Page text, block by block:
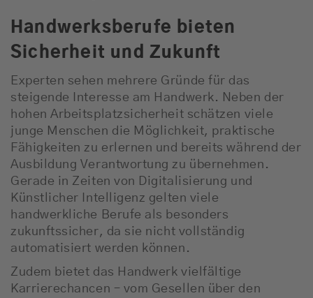
Handwerksberufe bieten
Sicherheit und Zukunft
Experten sehen mehrere Gründe für das
steigende Interesse am Handwerk. Neben der
hohen Arbeitsplatzsicherheit schätzen viele
junge Menschen die Möglichkeit, praktische
Fähigkeiten zu erlernen und bereits während der
Ausbildung Verantwortung zu übernehmen.
Gerade in Zeiten von Digitalisierung und
Künstlicher Intelligenz gelten viele
handwerkliche Berufe als besonders
zukunftssicher, da sie nicht vollständig
automatisiert werden können.
Zudem bietet das Handwerk vielfältige
Karrierechancen – vom Gesellen über den